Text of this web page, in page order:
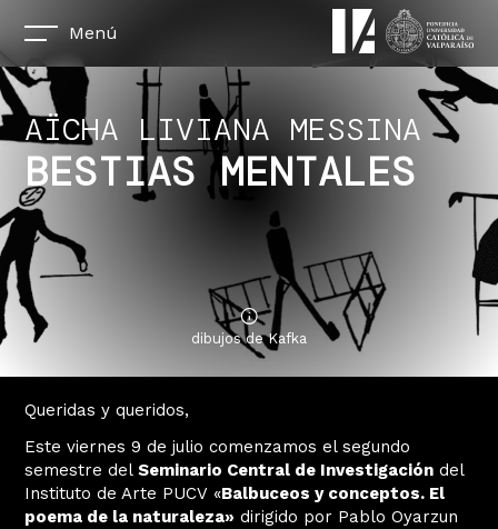
Menú
AÏCHA LIVIANA MESSINA
BESTIAS MENTALES
dibujos de Kafka
Queridas y queridos,
Este viernes 9 de julio comenzamos el segundo
semestre delSeminario Central de Investigación del
Instituto de Arte PUCV «Balbuceos y conceptos. El
poema de la naturaleza» dirigido por Pablo Oyarzun